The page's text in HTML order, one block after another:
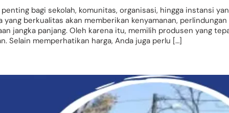
bagi sekolah, komunitas, organisasi, hingga instansi
berkualitas akan memberikan kenyamanan, perlindungan
jangka panjang. Oleh karena itu, memilih produsen yang
Selain memperhatikan harga, Anda juga perlu […]